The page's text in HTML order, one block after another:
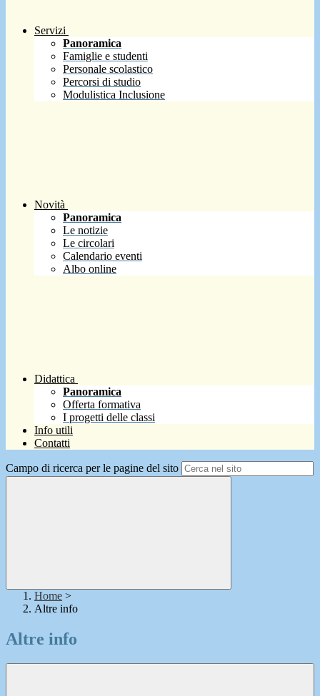
Servizi
Panoramica
Famiglie e studenti
Personale scolastico
Percorsi di studio
Modulistica Inclusione
Novità
Panoramica
Le notizie
Le circolari
Calendario eventi
Albo online
Didattica
Panoramica
Offerta formativa
I progetti delle classi
Info utili
Contatti
Campo di ricerca per le pagine del sito
Home >
Altre info
Altre info